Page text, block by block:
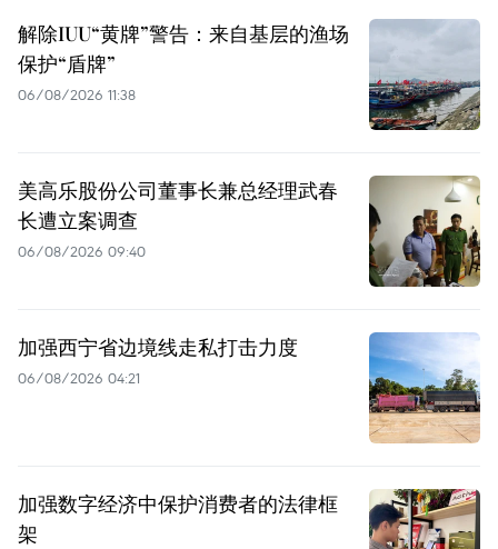
解除IUU“黄牌”警告：来自基层的渔场
保护“盾牌”
06/08/2026 11:38
美高乐股份公司董事长兼总经理武春
长遭立案调查
06/08/2026 09:40
加强西宁省边境线走私打击力度
06/08/2026 04:21
加强数字经济中保护消费者的法律框
架